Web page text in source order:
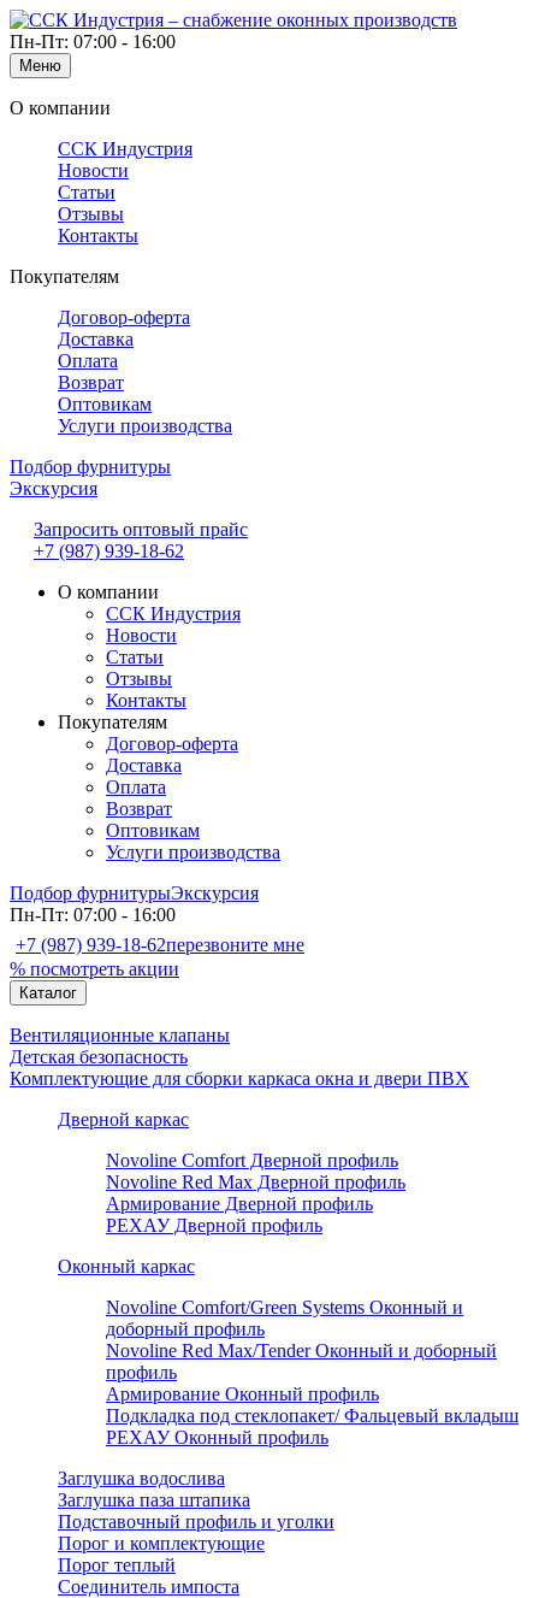
Пн-Пт: 07:00 - 16:00
Меню
О компании
ССК Индустрия
Новости
Статьи
Отзывы
Контакты
Покупателям
Договор-оферта
Доставка
Оплата
Возврат
Оптовикам
Услуги производства
Подбор фурнитуры
Экскурсия
Запросить оптовый прайс
+7 (987) 939-18-62
О компании
ССК Индустрия
Новости
Статьи
Отзывы
Контакты
Покупателям
Договор-оферта
Доставка
Оплата
Возврат
Оптовикам
Услуги производства
Подбор фурнитурыЭкскурсия
Пн-Пт: 07:00 - 16:00
+7 (987) 939-18-62перезвоните мне
% посмотреть акции
Каталог
Вентиляционные клапаны
Детская безопасность
Комплектующие для сборки каркаса окна и двери ПВХ
Дверной каркас
Novoline Comfort Дверной профиль
Novoline Red Мax Дверной профиль
Армирование Дверной профиль
РЕХАУ Дверной профиль
Оконный каркас
Novoline Comfort/Green Systems Оконный и
доборный профиль
Novoline Red Max/Tender Оконный и доборный
профиль
Армирование Оконный профиль
Подкладка под стеклопакет/ Фальцевый вкладыш
РЕХАУ Оконный профиль
Заглушка водослива
Заглушка паза штапика
Подставочный профиль и уголки
Порог и комплектующие
Порог теплый
Соединитель импоста